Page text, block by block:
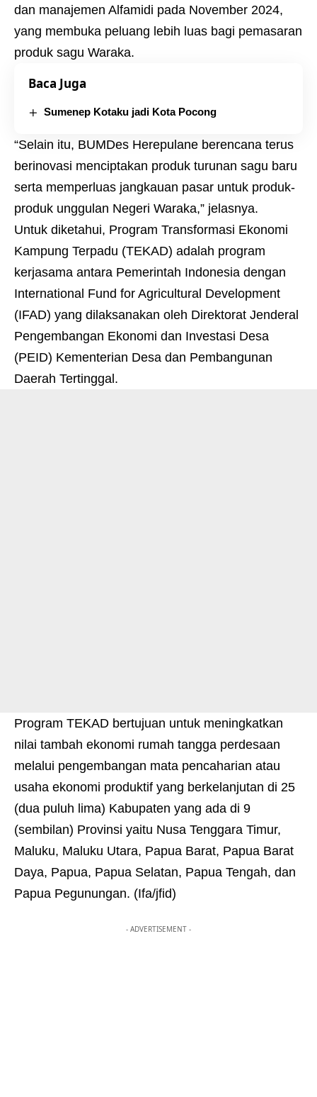
dan manajemen Alfamidi pada November 2024,
yang membuka peluang lebih luas bagi pemasaran
produk sagu Waraka.
Baca Juga
Sumenep Kotaku jadi Kota Pocong
“Selain itu, BUMDes Herepulane berencana terus
berinovasi menciptakan produk turunan sagu baru
serta memperluas jangkauan pasar untuk produk-
produk unggulan Negeri Waraka,” jelasnya.
Untuk diketahui, Program Transformasi Ekonomi
Kampung Terpadu (TEKAD) adalah program
kerjasama antara Pemerintah Indonesia dengan
International Fund for Agricultural Development
(IFAD) yang dilaksanakan oleh Direktorat Jenderal
Pengembangan Ekonomi dan Investasi Desa
(PEID) Kementerian Desa dan Pembangunan
Daerah Tertinggal.
Program TEKAD bertujuan untuk meningkatkan
nilai tambah ekonomi rumah tangga perdesaan
melalui pengembangan mata pencaharian atau
usaha ekonomi produktif yang berkelanjutan di 25
(dua puluh lima) Kabupaten yang ada di 9
(sembilan) Provinsi yaitu Nusa Tenggara Timur,
Maluku, Maluku Utara, Papua Barat, Papua Barat
Daya, Papua, Papua Selatan, Papua Tengah, dan
Papua Pegunungan. (Ifa/jfid)
- ADVERTISEMENT -